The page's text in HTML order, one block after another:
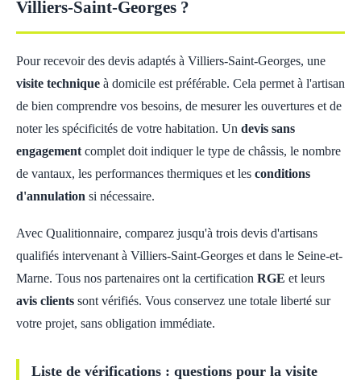
Villiers-Saint-Georges ?
Pour recevoir des devis adaptés à Villiers-Saint-Georges, une
visite technique à domicile est préférable. Cela permet à l'artisan
de bien comprendre vos besoins, de mesurer les ouvertures et de
noter les spécificités de votre habitation. Un devis sans
engagement complet doit indiquer le type de châssis, le nombre
de vantaux, les performances thermiques et les conditions
d'annulation si nécessaire.
Avec Qualitionnaire, comparez jusqu'à trois devis d'artisans
qualifiés intervenant à Villiers-Saint-Georges et dans le Seine-et-
Marne. Tous nos partenaires ont la certification RGE et leurs
avis clients sont vérifiés. Vous conservez une totale liberté sur
votre projet, sans obligation immédiate.
Liste de vérifications : questions pour la visite